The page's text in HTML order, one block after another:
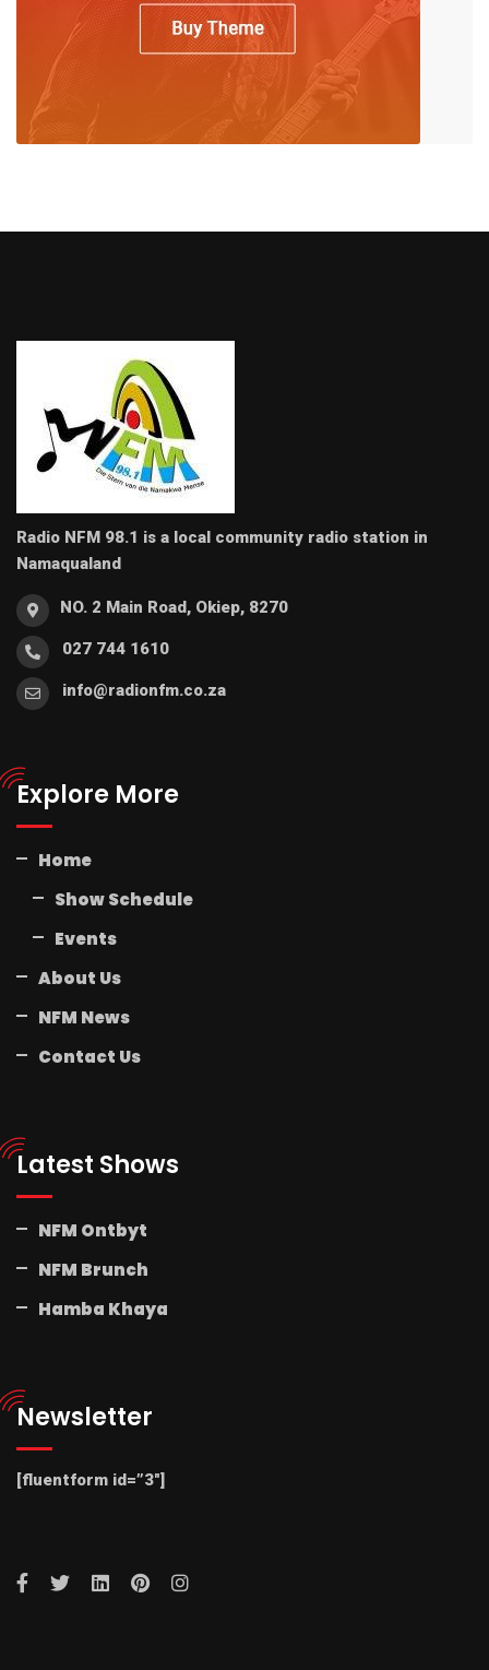
Radio NFM 98.1 is a local community radio station in
Namaqualand
NO. 2 Main Road, Okiep, 8270
027 744 1610
info@radionfm.co.za
Explore More
Home
Show Schedule
Events
About Us
NFM News
Contact Us
Latest Shows
NFM Ontbyt
NFM Brunch
Hamba Khaya
Newsletter
[fluentform id=”3″]